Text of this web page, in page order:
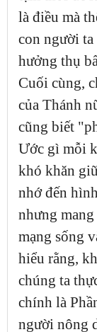
là điều mà
con người ta
hưởng thụ
Cuối cùng,
của Thánh
cũng biết
Ước gì mỗi
khó khăn
nhớ đến
nhưng
mạng sống
hiểu rằng,
chúng ta
chính là
người nông